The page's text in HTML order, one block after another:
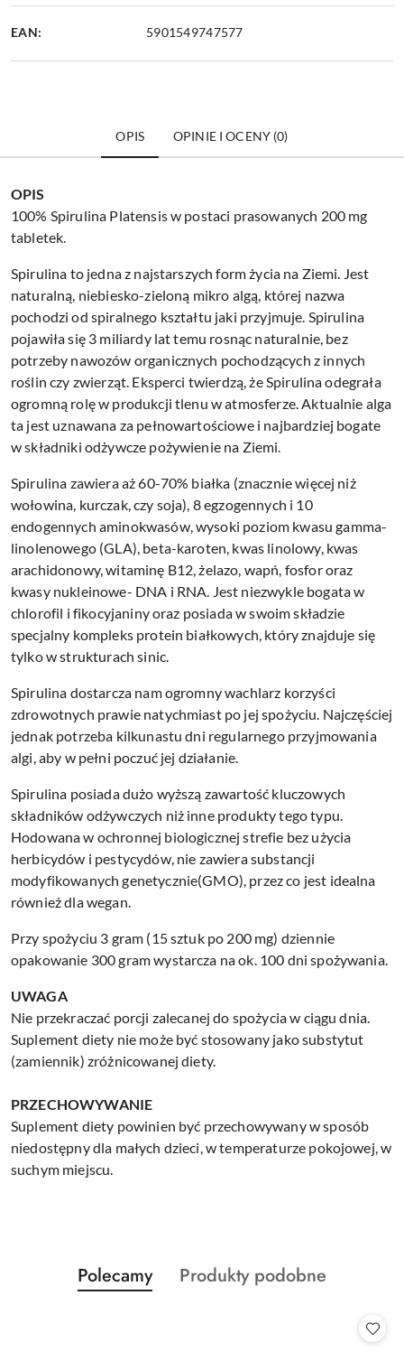
EAN: 5901549747577
OPIS OPINIE I OCENY (0)
OPIS
100% Spirulina Platensis w postaci prasowanych 200 mg
tabletek.
Spirulina to jedna z najstarszych form życia na Ziemi. Jest
naturalną, niebiesko-zieloną mikro algą, której nazwa
pochodzi od spiralnego kształtu jaki przyjmuje. Spirulina
pojawiła się 3 miliardy lat temu rosnąc naturalnie, bez
potrzeby nawozów organicznych pochodzących z innych
roślin czy zwierząt. Eksperci twierdzą, że Spirulina odegrała
ogromną rolę w produkcji tlenu w atmosferze. Aktualnie alga
ta jest uznawana za pełnowartościowe i najbardziej bogate
w składniki odżywcze pożywienie na Ziemi.
Spirulina zawiera aż 60-70% białka (znacznie więcej niż
wołowina, kurczak, czy soja), 8 egzogennych i 10
endogennych aminokwasów, wysoki poziom kwasu gamma-
linolenowego (GLA), beta-karoten, kwas linolowy, kwas
arachidonowy, witaminę B12, żelazo, wapń, fosfor oraz
kwasy nukleinowe- DNA i RNA. Jest niezwykle bogata w
chlorofil i fikocyjaniny oraz posiada w swoim składzie
specjalny kompleks protein białkowych, który znajduje się
tylko w strukturach sinic.
Spirulina dostarcza nam ogromny wachlarz korzyści
zdrowotnych prawie natychmiast po jej spożyciu. Najczęściej
jednak potrzeba kilkunastu dni regularnego przyjmowania
algi, aby w pełni poczuć jej działanie.
Spirulina posiada dużo wyższą zawartość kluczowych
składników odżywczych niż inne produkty tego typu.
Hodowana w ochronnej biologicznej strefie bez użycia
herbicydów i pestycydów, nie zawiera substancji
modyfikowanych genetycznie(GMO), przez co jest idealna
również dla wegan.
Przy spożyciu 3 gram (15 sztuk po 200 mg) dziennie
opakowanie 300 gram wystarcza na ok. 100 dni spożywania.
UWAGA
Nie przekraczać porcji zalecanej do spożycia w ciągu dnia.
Suplement diety nie może być stosowany jako substytut
(zamiennik) zróżnicowanej diety.
PRZECHOWYWANIE
Suplement diety powinien być przechowywany w sposób
niedostępny dla małych dzieci, w temperaturze pokojowej, w
suchym miejscu.
Pomiń karuzelę produktów
Produkty
o
Polecamy
Produkty
Produkty podobne